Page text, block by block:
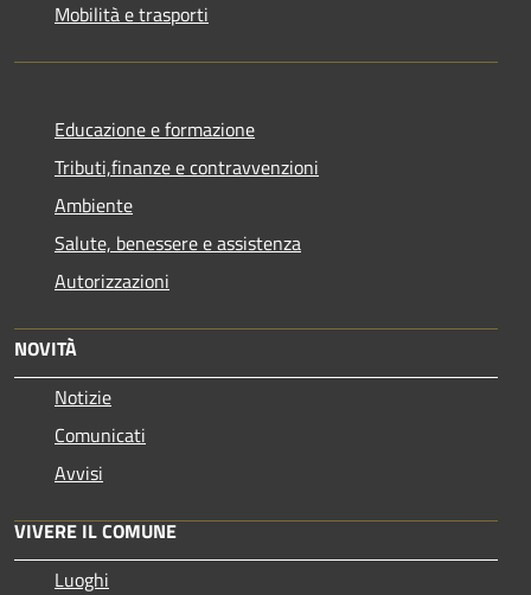
Mobilità e trasporti
Educazione e formazione
Tributi,finanze e contravvenzioni
Ambiente
Salute, benessere e assistenza
Autorizzazioni
NOVITÀ
Notizie
Comunicati
Avvisi
VIVERE IL COMUNE
Luoghi